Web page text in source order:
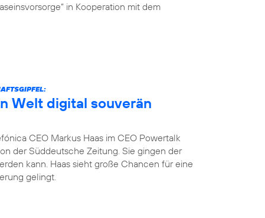
in Kooperation mit dem
Welt digital souverän
CEO Markus Haas im CEO Powertalk
der Süddeutsche Zeitung. Sie gingen der
kann. Haas sieht große Chancen für eine
gelingt.